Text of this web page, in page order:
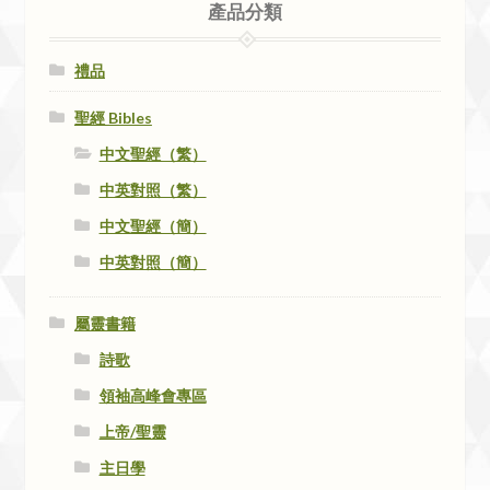
產品分類
禮品
聖經 Bibles
中文聖經（繁）
中英對照（繁）
中文聖經（簡）
中英對照（簡）
屬靈書籍
詩歌
領袖高峰會專區
上帝/聖靈
主日學